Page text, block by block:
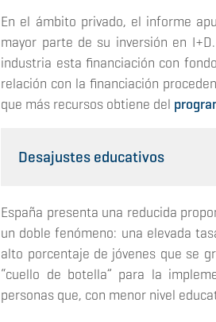
En el ámbito privado, el informe
mayor parte de su inversión en
industria esta financiación con
relación con la financiación
que más recursos obtiene del
Desajustes educativos
España presenta una reducida
un doble fenómeno: una elevada
alto porcentaje de jóvenes que se
“cuello de botella” para la
personas que, con menor nivel